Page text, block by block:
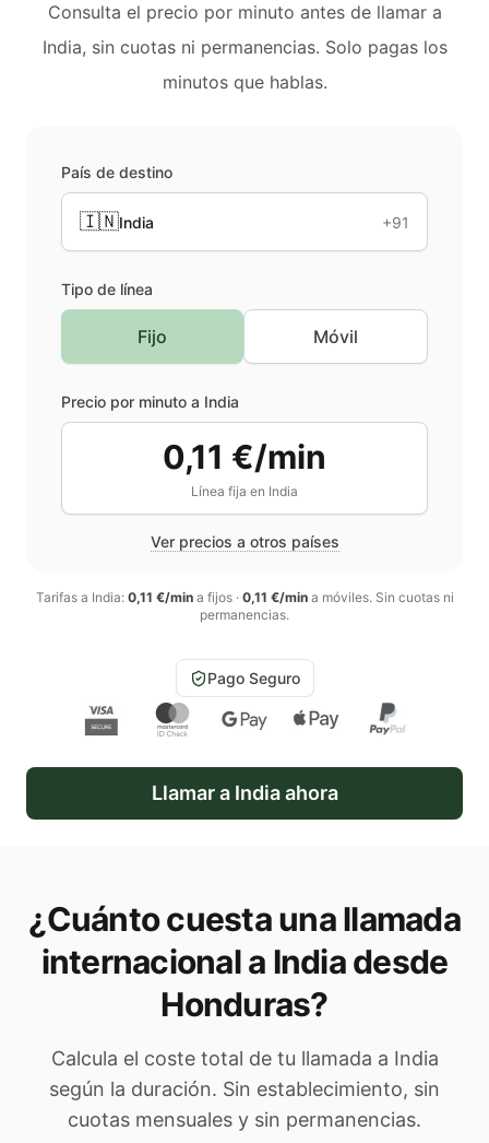
Consulta el precio por minuto antes de llamar a
India, sin cuotas ni permanencias. Solo pagas los
minutos que hablas.
País de destino
🇮🇳India +91
Tipo de línea
Fijo Móvil
Precio por minuto a India
0,11 €/min
Línea fija en India
Ver precios a otros países
Tarifas a India: 0,11 €/mina fijos· 0,11 €/mina móviles. Sin cuotas ni
permanencias.
Pago Seguro
Llamar a Indiaahora
¿Cuánto cuesta una llamada
internacional a Indiadesde
Honduras?
Calcula el coste total de tu llamada a India
según la duración. Sin establecimiento, sin
cuotas mensuales y sin permanencias.